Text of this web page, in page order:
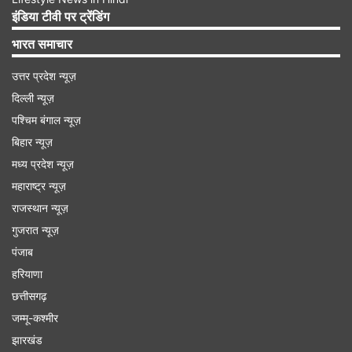
वनडे सीरीज का तीसरा मैच 17 जून को लखनऊ में खेला
जाएगा
अब अगर सीरीज के दूसरे मैच की बात की जाए तो 17 जून को
खेला जाएगा। पहला मैच धर्मशाला में खेला गया था और अब
इंडिया टीवी पर ट्रेंडिंग
भारत समाचार
उत्तर प्रदेश न्यूज़
दिल्ली न्यूज़
पश्चिम बंगाल न्यूज़
बिहार न्यूज़
मध्य प्रदेश न्यूज़
महाराष्ट्र न्यूज़
राजस्थान न्यूज़
गुजरात न्यूज़
पंजाब
हरियाणा
छत्तीसगढ़
जम्मू-कश्मीर
झारखंड